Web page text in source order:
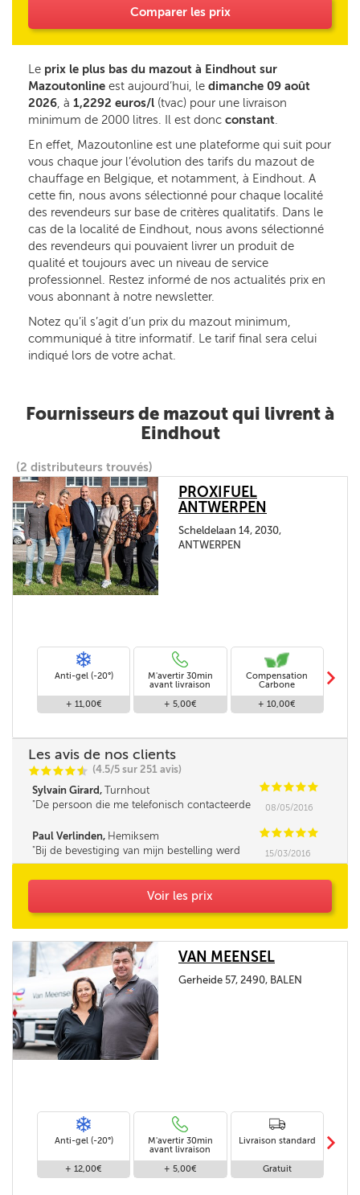
Comparer les prix
Le prix le plus bas du mazout à Eindhout sur
Mazoutonline est aujourd’hui, le dimanche 09 août
2026, à 1,2292 euros/l (tvac) pour une livraison
minimum de 2000 litres. Il est donc constant.
En effet, Mazoutonline est une plateforme qui suit pour
vous chaque jour l’évolution des tarifs du mazout de
chauffage en Belgique, et notamment, à Eindhout. A
cette fin, nous avons sélectionné pour chaque localité
des revendeurs sur base de critères qualitatifs. Dans le
cas de la localité de Eindhout, nous avons sélectionné
des revendeurs qui pouvaient livrer un produit de
qualité et toujours avec un niveau de service
professionnel. Restez informé de nos actualités prix en
vous abonnant à notre newsletter.
Notez qu’il s’agit d’un prix du mazout minimum,
communiqué à titre informatif. Le tarif final sera celui
indiqué lors de votre achat.
Fournisseurs de mazout qui livrent à
Eindhout
(2 distributeurs trouvés)
PROXIFUEL
ANTWERPEN
Scheldelaan 14, 2030,
ANTWERPEN
Anti-gel (-20°)
+ 11,00€
M'avertir 30min
avant livraison
+ 5,00€
Compensation
Carbone
+ 10,00€
m
Les avis de nos clients
CCCCi
@ (4.5/5 sur 251 avis)
Sylvain Girard, Turnhout CCCCC
De persoon die me telefonisch contacteerde
leek me. Verder was de service super!
08/05/2016
Paul Verlinden, Hemiksem CCCCC
Bij de bevestiging van mijn bestelling werd
mijn opmerking (Korting HNN personeel) niet
15/03/2016
Voir les prix
VAN MEENSEL
Gerheide 57, 2490, BALEN
Anti-gel (-20°)
+ 12,00€
M'avertir 30min
avant livraison
+ 5,00€
Livraison standard
Gratuit
m